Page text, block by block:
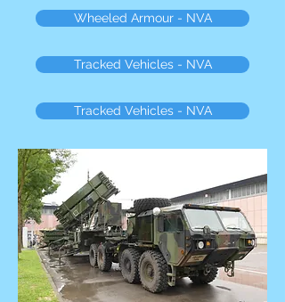
Wheeled Armour - NVA
Tracked Vehicles - NVA
Tracked Vehicles - NVA